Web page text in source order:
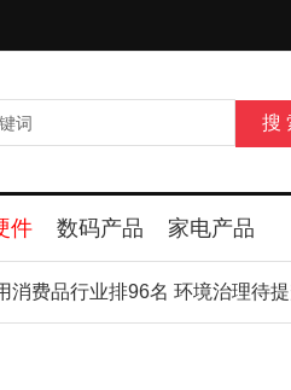
件 数码产品 家电产品
品行业排96名 环境治理待提升